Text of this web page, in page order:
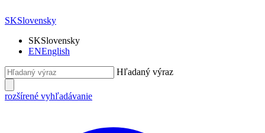
SKSlovensky
SKSlovensky
ENEnglish
Hľadaný výraz
rozšírené vyhľadávanie